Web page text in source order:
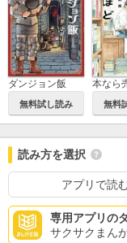
ダンジョン飯
無料試し読み
本なら
無料
読み方を選択
アプリで読
専用アプリの
サクサクまん